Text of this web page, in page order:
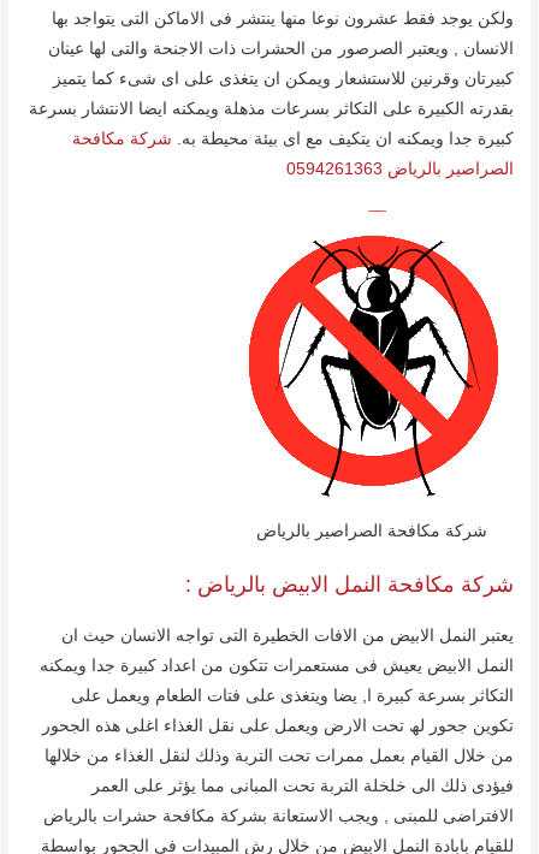
ولكن یوجد فقط عشرون نوعا منھا ینتشر فى الاماكن التى یتواجد بھا
الانسان , ویعتبر الصرصور من الحشرات ذات الاجنحة والتى لھا عینان
كبیرتان وقرنین للاستشعار ویمكن ان یتغذى على اى شىء كما یتمیز
بقدرته الكبیرة على التكاثر بسرعات مذھلة ویمكنه ایضا الانتشار بسرعة
كبیرة جدا ویمكنه ان یتكیف مع اى بیئة محیطة به. شركة مكافحة
الصراصير بالرياض 0594261363
شركة مكافحة الصراصیر بالریاض
شركة مكافحة النمل الابیض بالریاض :
یعتبر النمل الابیض من الافات الخطیرة التى تواجه الانسان حیث ان
النمل الابیض یعیش فى مستعمرات تتكون من اعداد كبیرة جدا ویمكنه
التكاثر بسرعة كبیرة ا, یضا ویتغذى على فتات الطعام ویعمل على
تكوین جحور لھ تحت الارض ویعمل على نقل الغذاء اغلى ھذه الجحور
من خلال القیام بعمل ممرات تحت التربة وذلك لنقل الغذاء من خلالھا
فیؤدى ذلك الى خلخلة التربة تحت المبانى مما یؤثر على العمر
الافتراضى للمبنى , ویجب الاستعانة بشركة مكافحة حشرات بالریاض
للقیام بابادة النمل الابیض من خلال رش المبیدات فى الجحور بواسطة